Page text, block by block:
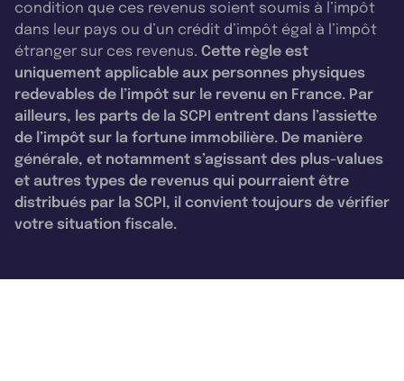
condition que ces revenus soient soumis à l’impôt
dans leur pays ou d’un crédit d’impôt égal à l’impôt
étranger sur ces revenus. Cette règle est
uniquement applicable aux personnes physiques
redevables de l’impôt sur le revenu en France. Par
ailleurs, les parts de la SCPI entrent dans l’assiette
de l’impôt sur la fortune immobilière. De manière
générale, et notamment s’agissant des plus-values
et autres types de revenus qui pourraient être
distribués par la SCPI, il convient toujours de vérifier
votre situation fiscale.